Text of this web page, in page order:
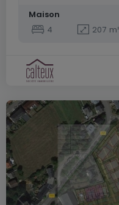
Maison
4
207 m²